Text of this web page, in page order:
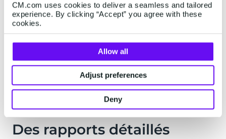
CM.com uses cookies to deliver a seamless and tailored
experience. By clicking “Accept” you agree with these
cookies.
Allow all
Adjust preferences
Deny
Des rapports détaillés